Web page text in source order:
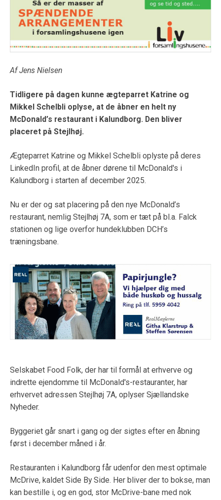
Af Jens Nielsen
Tidligere på dagen kunne ægteparret Katrine og
Mikkel Schelbli oplyse, at de åbner en helt ny
McDonald’s restaurant i Kalundborg. Den bliver
placeret på Stejlhøj.
Ægteparret Katrine og Mikkel Schelbli oplyste på deres
LinkedIn profil, at de åbner dørene til McDonald's i
Kalundborg i starten af december 2025.
Nu er der og sat placering på den nye McDonald’s
restaurant, nemlig Stejlhøj 7A, som er tæt på bl.a. Falck
stationen og lige overfor hundeklubben DCH’s
træningsbane.
Selskabet Food Folk, der har til formål at erhverve og
indrette ejendomme til McDonald's-restauranter, har
erhvervet adressen Stejlhøj 7A, oplyser Sjællandske
Nyheder.
Byggeriet går snart i gang og der sigtes efter en åbning
først i december måned i år.
Restauranten i Kalundborg får udenfor den mest optimale
McDrive, kaldet Side By Side. Her bliver der to bokse, man
kan bestille i, og en god, stor McDrive-bane med nok